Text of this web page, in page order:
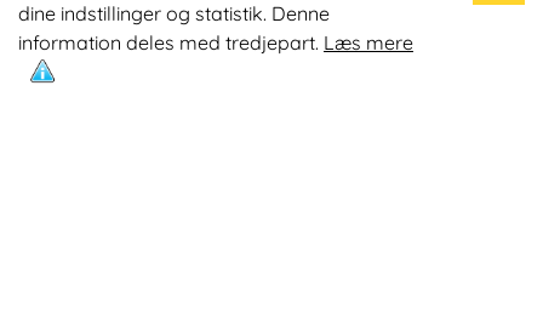
dine indstillinger og statistik. Denne
information deles med tredjepart. Læs mere
Odin R900 Romaskine
Odin S900 Spinningcykel